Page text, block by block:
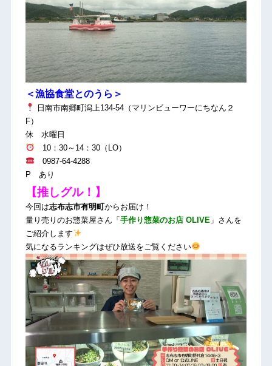
＜漁協食堂とのうら＞
日南市南郷町潟上134-54（マリンビューワーにちなん２
F）
休 水曜日
10：30～14：30（LO）
0987-64-4288
P あり
【推しグル！】
今回は志布志市有明町からお届け！
量り売りのお惣菜屋さん「 手作り惣菜のお店 OLIVE 」さんを
ご紹介します
気になるランキングはぜひ放送をご覧ください